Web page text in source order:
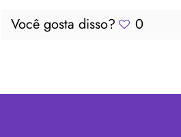
Você gosta disso?
0